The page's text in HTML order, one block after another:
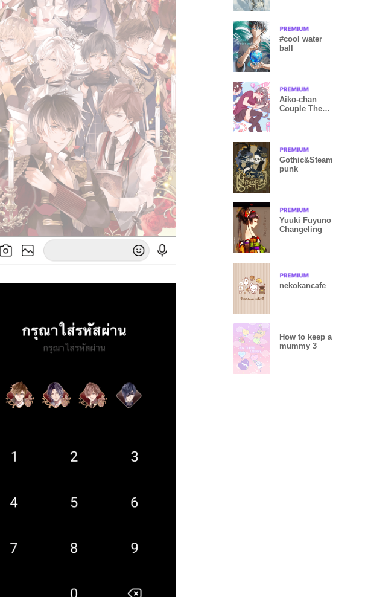
#cool water
ball
Aiko-chan
Couple Theme
Gothic&Steam
punk
Yuuki Fuyuno
Changeling
nekokancafe
How to keep a
mummy 3